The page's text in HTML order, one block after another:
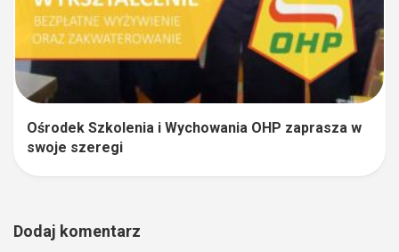
Ośrodek Szkolenia i Wychowania OHP zaprasza w
swoje szeregi
Dodaj komentarz